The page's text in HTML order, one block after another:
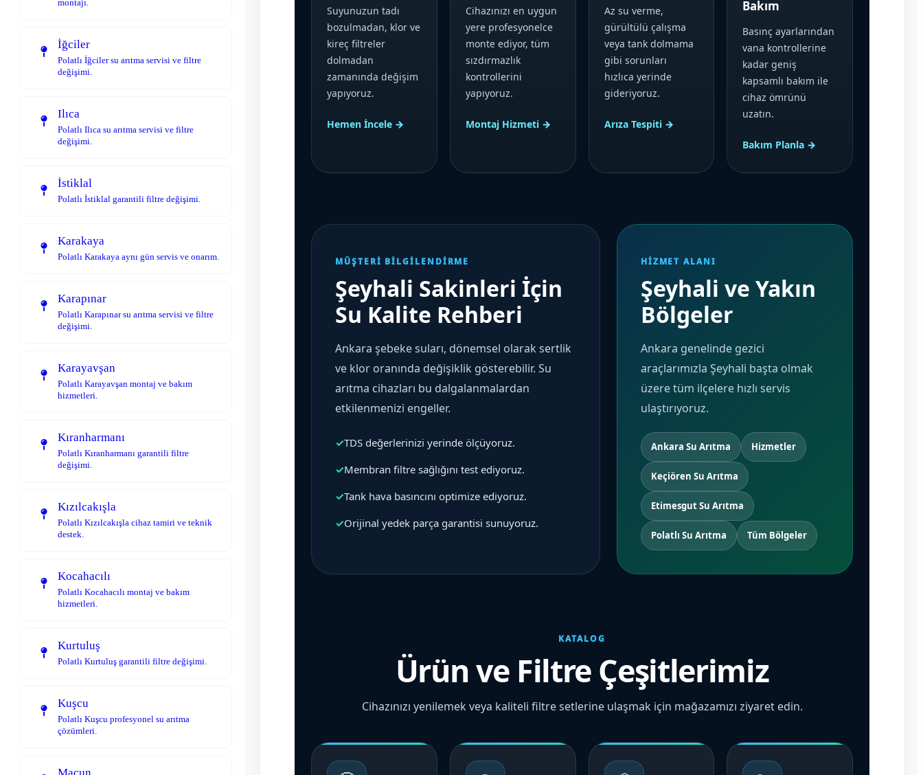
montajı.
İğciler
Polatlı İğciler su arıtma servisi ve filtre
değişimi.
Ilıca
Polatlı Ilıca su arıtma servisi ve filtre
değişimi.
İstiklal
Polatlı İstiklal garantili filtre değişimi.
Karakaya
Polatlı Karakaya aynı gün servis ve onarım.
Karapınar
Polatlı Karapınar su arıtma servisi ve filtre
değişimi.
Karayavşan
Polatlı Karayavşan montaj ve bakım
hizmetleri.
Kıranharmanı
Polatlı Kıranharmanı garantili filtre
değişimi.
Kızılcakışla
Polatlı Kızılcakışla cihaz tamiri ve teknik
destek.
Kocahacılı
Polatlı Kocahacılı montaj ve bakım
hizmetleri.
Kurtuluş
Polatlı Kurtuluş garantili filtre değişimi.
Kuşcu
Polatlı Kuşcu profesyonel su arıtma
çözümleri.
Suyunuzun tadı
bozulmadan, klor ve
kireç filtreler
dolmadan
zamanında değişim
yapıyoruz.
Hemen İncele →
Cihazınızı en uygun
yere profesyonelce
monte ediyor, tüm
sızdırmazlık
kontrollerini
yapıyoruz.
Montaj Hizmeti →
Az su verme,
gürültülü çalışma
veya tank dolmama
gibi sorunları
hızlıca yerinde
gideriyoruz.
Arıza Tespiti →
Bakım
Basınç ayarlarından
vana kontrollerine
kadar geniş
kapsamlı bakım ile
cihaz ömrünü
uzatın.
Bakım Planla →
MÜŞTERI BILGILENDIRME
Şeyhali Sakinleri İçin
Su Kalite Rehberi
Ankara şebeke suları, dönemsel olarak sertlik
ve klor oranında değişiklik gösterebilir. Su
arıtma cihazları bu dalgalanmalardan
etkilenmenizi engeller.
✓TDS değerlerinizi yerinde ölçüyoruz.
✓Membran filtre sağlığını test ediyoruz.
✓Tank hava basıncını optimize ediyoruz.
✓Orijinal yedek parça garantisi sunuyoruz.
HIZMET ALANI
Şeyhali ve Yakın
Bölgeler
Ankara genelinde gezici
araçlarımızla Şeyhali başta olmak
üzere tüm ilçelere hızlı servis
ulaştırıyoruz.
Ankara Su Arıtma Hizmetler
Keçiören Su Arıtma
Etimesgut Su Arıtma
Polatlı Su Arıtma Tüm Bölgeler
KATALOG
Ürün ve Filtre Çeşitlerimiz
Cihazınızı yenilemek veya kaliteli filtre setlerine ulaşmak için mağazamızı ziyaret edin.